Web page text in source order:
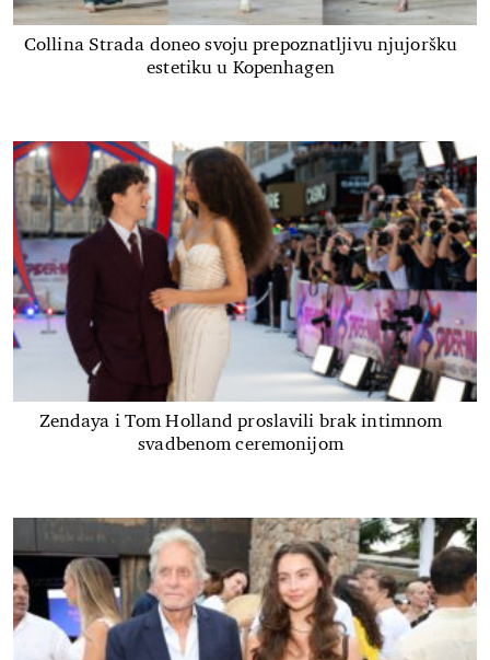
Collina Strada doneo svoju prepoznatljivu njujoršku
estetiku u Kopenhagen
Zendaya i Tom Holland proslavili brak intimnom
svadbenom ceremonijom